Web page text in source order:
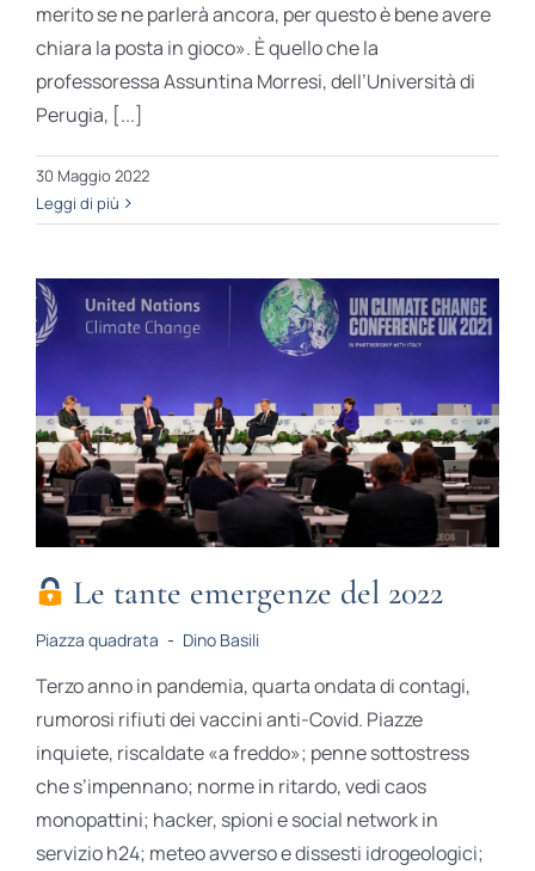
merito se ne parlerà ancora, per questo è bene avere
chiara la posta in gioco». È quello che la
professoressa Assuntina Morresi, dell’Università di
Perugia, [...]
30 Maggio 2022
Leggi di più
Le tante emergenze del 2022
Piazza quadrata - Dino Basili
Terzo anno in pandemia, quarta ondata di contagi,
rumorosi rifiuti dei vaccini anti-Covid. Piazze
inquiete, riscaldate «a freddo»; penne sottostress
che s’impennano; norme in ritardo, vedi caos
monopattini; hacker, spioni e social network in
servizio h24; meteo avverso e dissesti idrogeologici;